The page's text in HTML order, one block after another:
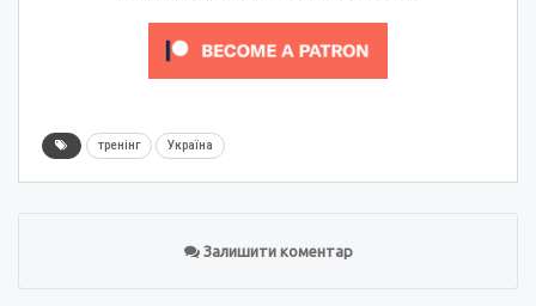
тренінг Україна
Залишити коментар